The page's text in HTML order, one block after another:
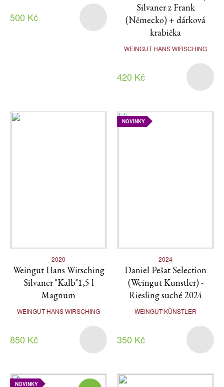
500 Kč
Silvaner z Frank
(Německo) + dárková
krabička
WEINGUT HANS WIRSCHING
420 Kč
2020
Weingut Hans Wirsching
Silvaner "Kalb"1,5 l
Magnum
WEINGUT HANS WIRSCHING
850 Kč
NOVINKY
2024
Daniel Pešat Selection
(Weingut Kunstler) -
Riesling suché 2024
WEINGUT KÜNSTLER
350 Kč
NOVINKY